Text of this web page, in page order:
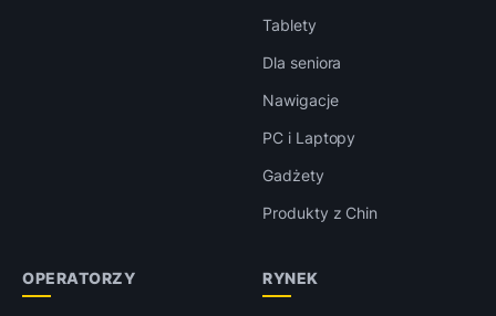
Tablety
Dla seniora
Nawigacje
PC i Laptopy
Gadżety
Produkty z Chin
OPERATORZY RYNEK